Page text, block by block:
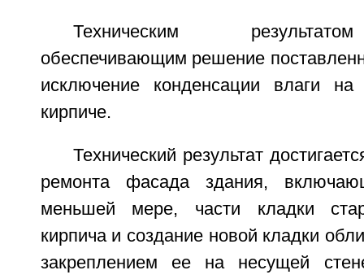
Техническим
обеспечивающим решение
исключение конденсации влаги
кирпиче.
Технический результат
ремонта фасада здания,
меньшей мере, части кладки
кирпича и создание новой кладки
закреплением ее на несущей